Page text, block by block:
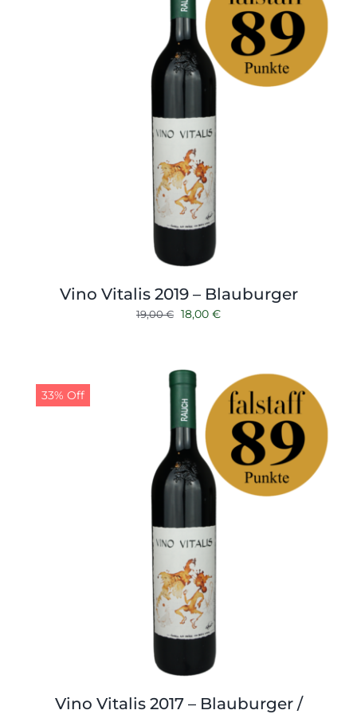
Vino Vitalis 2019 – Blauburger
19,00€ Ursprünglicher
19,00 €
18,00 €Aktueller
18,00 €.
33% Off
Vino Vitalis 2017 – Blauburger /